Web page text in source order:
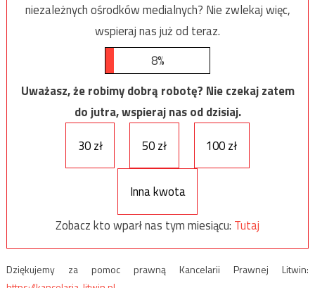
niezależnych ośrodków medialnych? Nie zwlekaj więc,
wspieraj nas już od teraz.
8%
Uważasz, że robimy dobrą robotę? Nie czekaj zatem
do jutra, wspieraj nas od dzisiaj.
30 zł
50 zł 100 zł
Inna kwota
Zobacz kto wparł nas tym miesiącu: Tutaj
Dziękujemy za pomoc prawną Kancelarii Prawnej Litwin: